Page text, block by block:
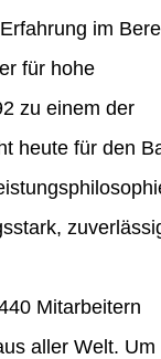
im
für hohe
zu einem der
heute für den
Mitarbeitern
aller Welt. Um